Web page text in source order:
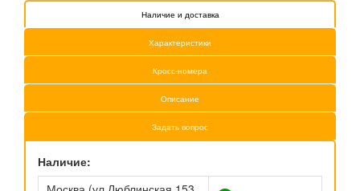
Наличие и доставка
Характеристики
Кросс-номера
Описание
Задать вопрос
Наличие: